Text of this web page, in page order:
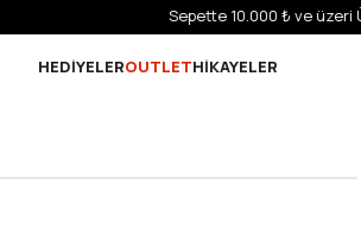
Sepette 10.000 ₺ ve üzeri Ücretsiz Kargo!
HEDİYELEROUTLETHİKAYELER